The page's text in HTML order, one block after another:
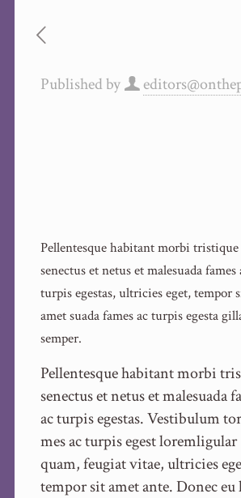
Published by
Pellentesque habitant morbi tristique
senectus et netus et malesuada fames
turpis egestas, ultricies eget, tempor
amet suada fames ac turpis egesta
semper.
Pellentesque habitant morbi
senectus et netus et malesuada
ac turpis egestas. Vestibulum
mes ac turpis egest loremligular
quam, feugiat vitae, ultricies
tempor sit amet ante. Donec eu